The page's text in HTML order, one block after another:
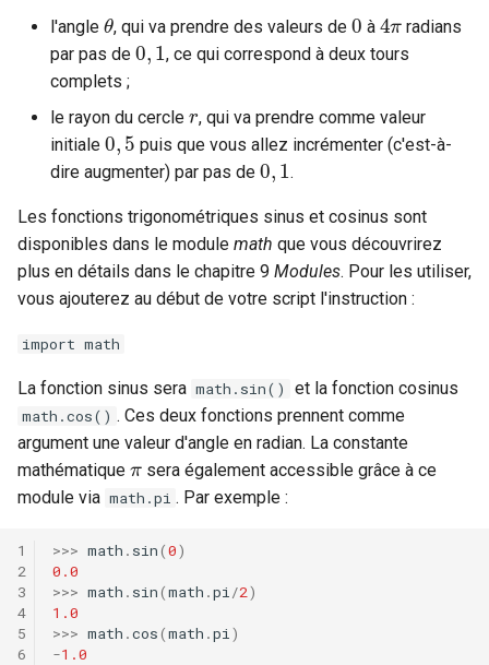
l'angle
θ
, qui va prendre des valeurs de
0
à
4
radians
par pas de
0 1
, ce qui correspond à deux tours
complets ;
le rayon du cercle
, qui va prendre comme valeur
initiale
0,5
puis que vous allez incrémenter (c'est-à-
dire augmenter) par pas de
0,1
.
Les fonctions trigonométriques sinus et cosinus sont
disponibles dans le module math que vous découvrirez
plus en détails dans le chapitre 9 Modules. Pour les utiliser,
vous ajouterez au début de votre script l'instruction :
import math
La fonction sinus sera math.sin() et la fonction cosinus
math.cos() . Ces deux fonctions prennent comme
argument une valeur d'angle en radian. La constante
mathématique
π
sera également accessible grâce à ce
module via math.pi . Par exemple :
>>> math . sin(0)
0.0
>>> math . sin(math .pi/2)
1.0
>>> math .cos(math .pi)
-1.0